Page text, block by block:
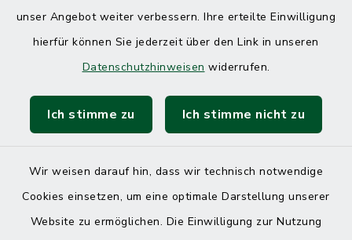
unser Angebot weiter verbessern. Ihre erteilte Einwilligung
hierfür können Sie jederzeit über den Link in unseren
Datenschutzhinweisen widerrufen.
Ich stimme zu Ich stimme nicht zu
Wir weisen darauf hin, dass wir technisch notwendige
Cookies einsetzen, um eine optimale Darstellung unserer
Website zu ermöglichen. Die Einwilligung zur Nutzung